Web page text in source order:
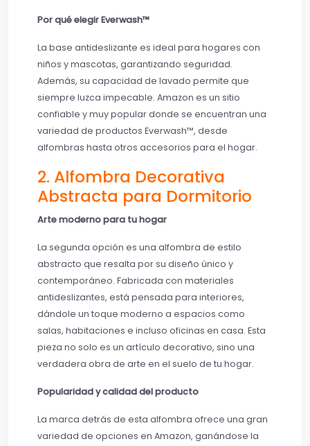
Por qué elegir Everwash™
La base antideslizante es ideal para hogares con
niños y mascotas, garantizando seguridad.
Además, su capacidad de lavado permite que
siempre luzca impecable. Amazon es un sitio
confiable y muy popular donde se encuentran una
variedad de productos Everwash™, desde
alfombras hasta otros accesorios para el hogar.
2. Alfombra Decorativa
Abstracta para Dormitorio
Arte moderno para tu hogar
La segunda opción es una alfombra de estilo
abstracto que resalta por su diseño único y
contemporáneo. Fabricada con materiales
antideslizantes, está pensada para interiores,
dándole un toque moderno a espacios como
salas, habitaciones e incluso oficinas en casa. Esta
pieza no solo es un artículo decorativo, sino una
verdadera obra de arte en el suelo de tu hogar.
Popularidad y calidad del producto
La marca detrás de esta alfombra ofrece una gran
variedad de opciones en Amazon, ganándose la